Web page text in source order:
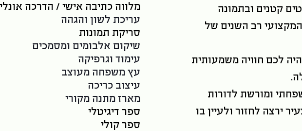
מלווה כתיבה אישי / הדרכה
עריכת לשון והגהה
סריקת תמונות
שיקום אלבומים ומסמכים
עימוד וגרפיקה
עץ משפחה מעוצב
עיצוב כריכה
מארז מתנה מקורי
ספר דיגיטלי
ספר קולי
קטנים ובתמונה
המקצועי רב השנים של
לכם חוויה משמעותית
ומורשת לדורות
ירצה לחזור ולעיין בו